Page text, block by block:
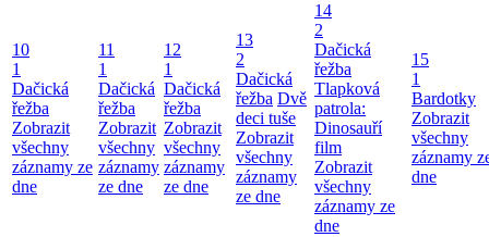
10
1
Dačická
řežba
Zobrazit
všechny
záznamy ze
dne
11
1
Dačická
řežba
Zobrazit
všechny
záznamy
ze dne
12
1
Dačická
řežba
Zobrazit
všechny
záznamy
ze dne
13
2
Dačická
řežba Dvě
deci tuše
Zobrazit
všechny
záznamy
ze dne
14
2
Dačická
řežba
Tlapková
patrola:
Dinosauří
film
Zobrazit
všechny
záznamy ze
dne
15
1
Bardotky
Zobrazit
všechny
záznamy
dne